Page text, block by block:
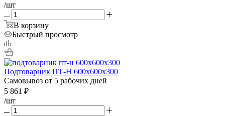
/шт
В корзину
Быстрый просмотр
Подтоварник ПТ-Н 600х600х300
Самовывоз от 5 рабочих дней
5 861 ₽
/шт